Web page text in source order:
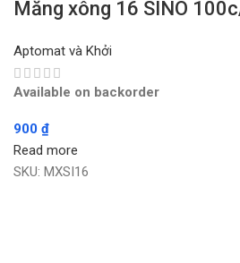
Măng xông 16 SINO
Aptomat và Khởi
Available on backorder
900 ₫
Read more
SKU: MXSI16